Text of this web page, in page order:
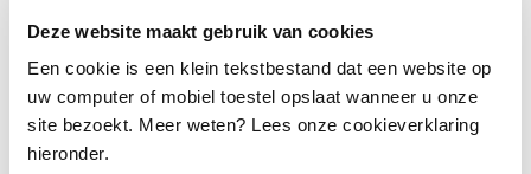
Deze website maakt gebruik van cookies
Een cookie is een klein tekstbestand dat een website op
uw computer of mobiel toestel opslaat wanneer u onze
site bezoekt. Meer weten? Lees onze cookieverklaring
hieronder.
Thomas Prechal